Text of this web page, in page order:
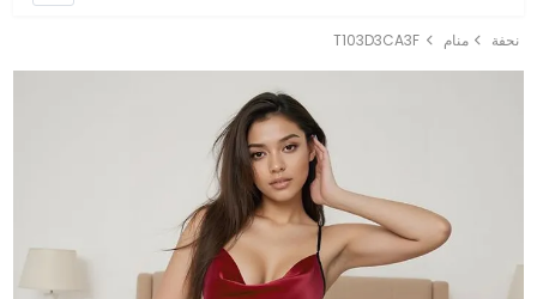
نحفة منام T103D3CA3F